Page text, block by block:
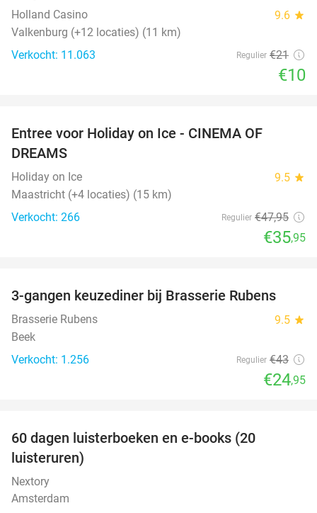
Holland Casino 9.6 star
Valkenburg (+12 locaties) (11 km)
Verkocht: 11.063
Regulier €21
€10
Entree voor Holiday on Ice - CINEMA OF
DREAMS
Holiday on Ice 9.5 star
Maastricht (+4 locaties) (15 km)
Verkocht: 266
Regulier €47,95
€35,95
42%
3-gangen keuzediner bij Brasserie Rubens
Brasserie Rubens 9.5 star
Beek
Verkocht: 1.256
Regulier €43
€24,95
60 dagen luisterboeken en e-books (20
luisteruren)
Nextory
Amsterdam